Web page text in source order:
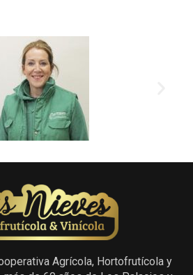
Agrícola, Hortofrutícola y